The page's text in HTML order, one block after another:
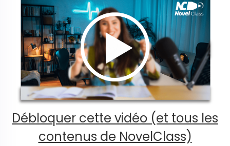
Débloquer cette vidéo (et tous les
contenus de NovelClass)